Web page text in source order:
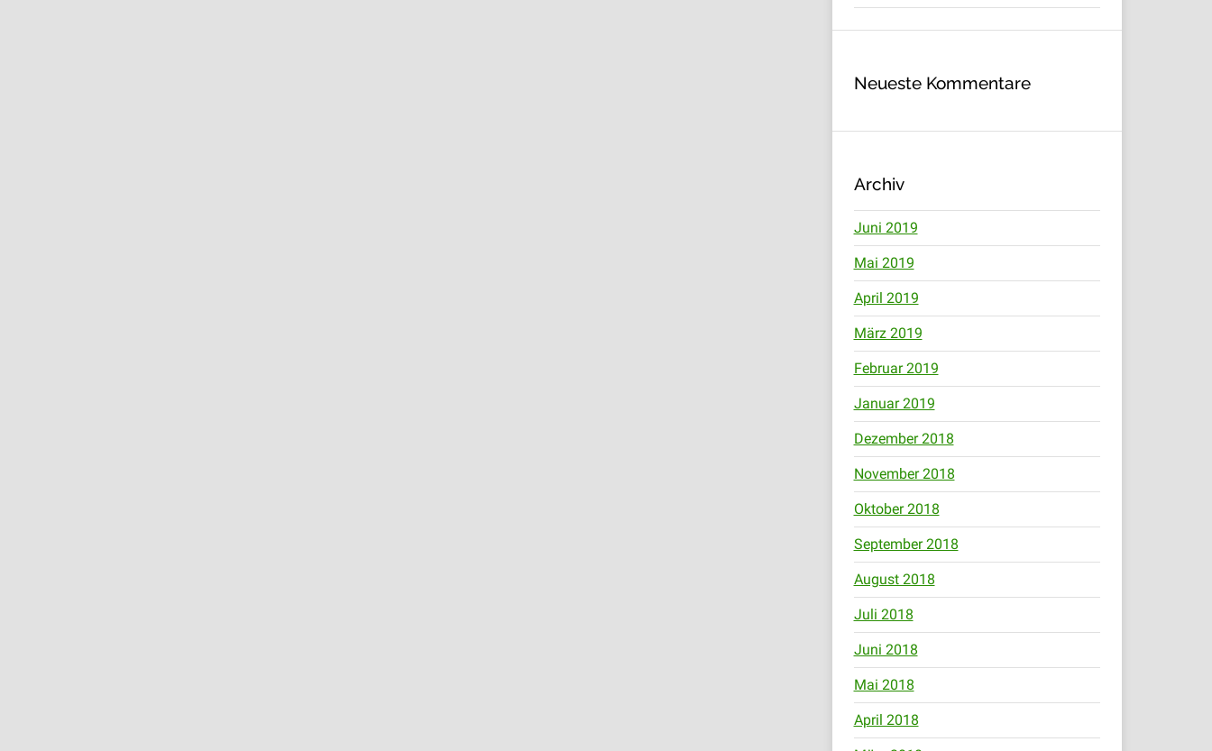
Neueste Kommentare
Archiv
Juni 2019
Mai 2019
April 2019
März 2019
Februar 2019
Januar 2019
Dezember 2018
November 2018
Oktober 2018
September 2018
August 2018
Juli 2018
Juni 2018
Mai 2018
April 2018